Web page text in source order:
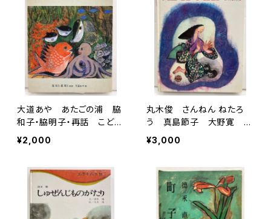
大道あや あたごの浦 脇
和子・脇明子・再話 こども
のとも年中向き66号 198
4初版の1991年２刷 福音
¥2,000
丸木俊 さんねん ねたろ
う 真島節子 大野寛 A
BCチャイルド 1972年３
版 世界出版社
¥3,000